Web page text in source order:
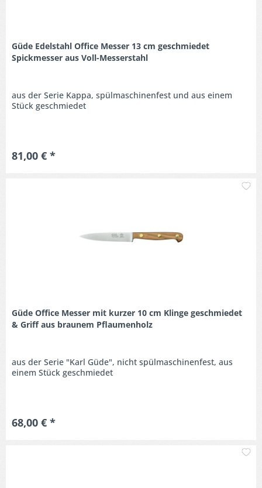
Güde Edelstahl Office Messer 13 cm geschmiedet
Spickmesser aus Voll-Messerstahl
aus der Serie Kappa, spülmaschinenfest und aus einem
Stück geschmiedet
81,00 € *
Güde Office Messer mit kurzer 10 cm Klinge geschmiedet
& Griff aus braunem Pflaumenholz
aus der Serie "Karl Güde", nicht spülmaschinenfest, aus
einem Stück geschmiedet
68,00 € *